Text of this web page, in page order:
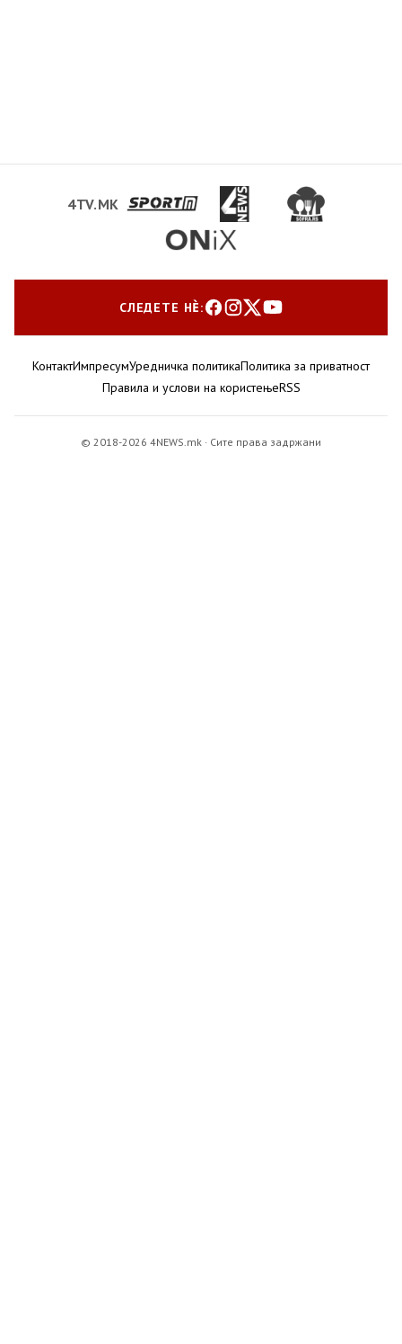
4TV.MK
СЛЕДЕТЕ НЀ:
КонтактИмпресумУредничка политикаПолитика за приватност
Правила и услови на користењеRSS
© 2018-2026 4NEWS.mk · Сите права задржани